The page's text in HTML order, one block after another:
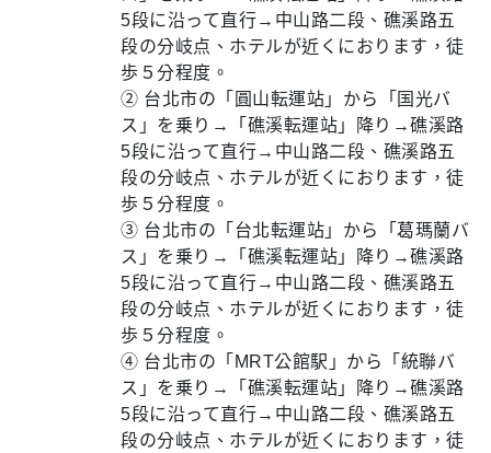
5段に沿って直行→中山路二段、礁溪路五
段の分岐点、ホテルが近くにおります，徒
歩５分程度。
② 台北市の「圓山転運站」から「国光バ
ス」を乗り→「礁溪転運站」降り→礁溪路
5段に沿って直行→中山路二段、礁溪路五
段の分岐点、ホテルが近くにおります，徒
歩５分程度。
③ 台北市の「台北転運站」から「葛瑪蘭バ
ス」を乗り→「礁溪転運站」降り→礁溪路
5段に沿って直行→中山路二段、礁溪路五
段の分岐点、ホテルが近くにおります，徒
歩５分程度。
④ 台北市の「MRT公館駅」から「統聯バ
ス」を乗り→「礁溪転運站」降り→礁溪路
5段に沿って直行→中山路二段、礁溪路五
段の分岐点、ホテルが近くにおります，徒